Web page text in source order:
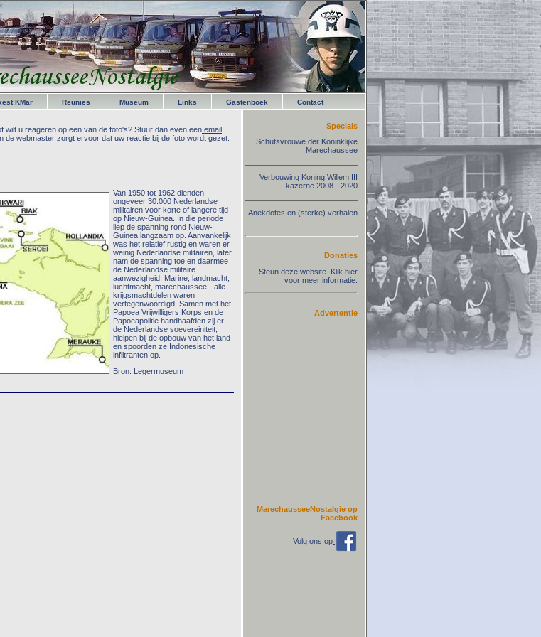
KMar Reünies Museum Links Gastenboek Contact
wilt u reageren op een van de foto's? Stuur dan even een email
de webmaster zorgt ervoor dat uw reactie bij de foto wordt gezet.
Van 1950 tot 1962 dienden
ongeveer 30.000 Nederlandse
militairen voor korte of langere tijd
op Nieuw-Guinea. In die periode
liep de spanning rond Nieuw-
Guinea langzaam op. Aanvankelijk
was het relatief rustig en waren er
weinig Nederlandse militairen, later
nam de spanning toe en daarmee
de Nederlandse militaire
aanwezigheid. Marine, landmacht,
luchtmacht, marechaussee - alle
krijgsmachtdelen waren
vertegenwoordigd. Samen met het
Papoea Vrijwilligers Korps en de
Papoeapolitie handhaafden zij er
de Nederlandse soevereiniteit,
hielpen bij de opbouw van het land
en spoorden ze Indonesische
infiltranten op.
Bron: Legermuseum
Specials
Schutsvrouwe der Koninklijke
Marechaussee
Verbouwing Koning Willem III
kazerne 2008 - 2020
Anekdotes en (sterke) verhalen
Donaties
Steun deze website. Klik hier
voor meer informatie.
Advertentie
MarechausseeNostalgie op
Facebook
Volg ons op